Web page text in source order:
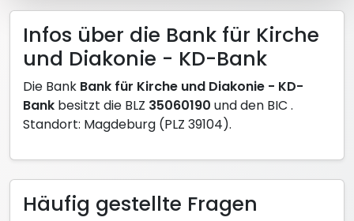
Infos über die Bank für Kirche
und Diakonie - KD-Bank
Die Bank Bank für Kirche und Diakonie - KD-
Bank besitzt die BLZ 35060190 und den BIC .
Standort: Magdeburg (PLZ 39104).
Häufig gestellte Fragen